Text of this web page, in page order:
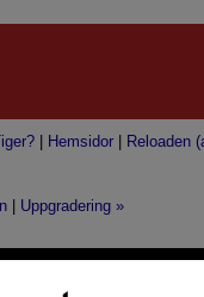
Hemsidor Reloaden
Uppgradering »